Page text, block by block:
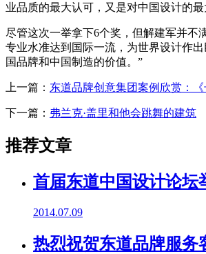
业品质的最大认可，又是对中国设计的最
尽管这次一举拿下6个奖，但解建军并不
专业水准达到国际一流，为世界设计作
国品牌和中国制造的价值。”
上一篇： 东道品牌创意集团案例欣赏：《
下一篇： 弗兰克·盖里和他会跳舞的建筑
推荐文章
首届东道中国设计论坛
2014.07.09
热烈祝贺东道品牌服